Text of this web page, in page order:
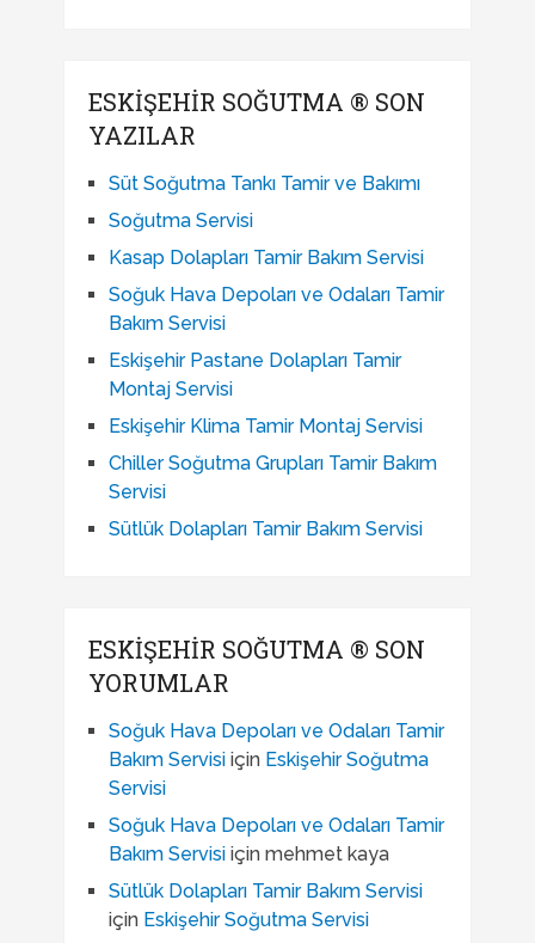
ESKIŞEHIR SOĞUTMA ® SON
YAZILAR
Süt Soğutma Tankı Tamir ve Bakımı
Soğutma Servisi
Kasap Dolapları Tamir Bakım Servisi
Soğuk Hava Depoları ve Odaları Tamir
Bakım Servisi
Eskişehir Pastane Dolapları Tamir
Montaj Servisi
Eskişehir Klima Tamir Montaj Servisi
Chiller Soğutma Grupları Tamir Bakım
Servisi
Sütlük Dolapları Tamir Bakım Servisi
ESKIŞEHIR SOĞUTMA ® SON
YORUMLAR
Soğuk Hava Depoları ve Odaları Tamir
Bakım Servisiiçin Eskişehir Soğutma
Servisi
Soğuk Hava Depoları ve Odaları Tamir
Bakım Servisiiçin mehmet kaya
Sütlük Dolapları Tamir Bakım Servisi
için Eskişehir Soğutma Servisi